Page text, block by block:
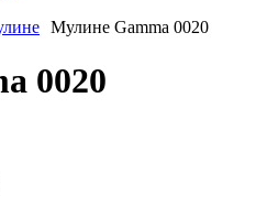
Мулине Gamma 0020
0020